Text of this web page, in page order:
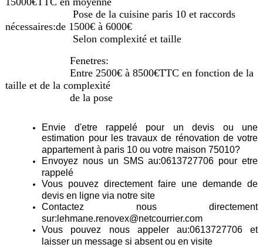
Pose de la cuisine paris 10 et raccords
nécessaires:de 1500€ à 6000€
Selon complexité et taille
Fenetres:
Entre 2500€ à 8500€TTC en fonction de la
taille et de la complexité
de la pose
Envie d'etre rappelé pour un devis ou une
estimation pour les travaux de rénovation de votre
appartement à paris 10 ou votre maison 75010?
Envoyez nous un SMS au:0613727706 pour etre
rappelé
Vous pouvez directement faire une demande de
devis en ligne via notre site
Contactez nous directement
sur:lehmane.renovex@netcourrier.com
Vous pouvez nous appeler au:0613727706 et
laisser un message si absent ou en visite